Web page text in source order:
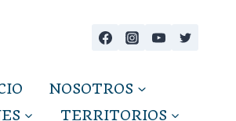
NOSOTROS
TERRITORIOS